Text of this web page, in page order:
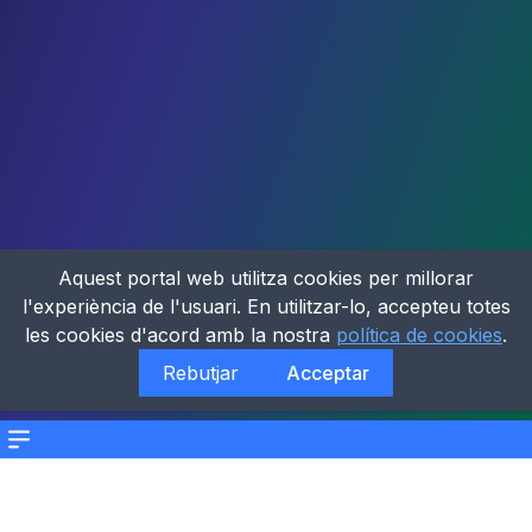
Menu
Aquest portal web utilitza cookies per millorar
l'experiència de l'usuari. En utilitzar-lo, accepteu totes
les cookies d'acord amb la nostra política de cookies.
Rebutjar
Acceptar